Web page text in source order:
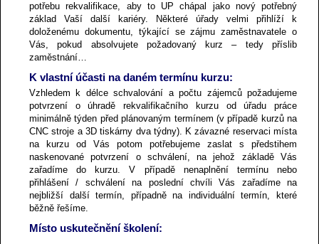
potřebu rekvalifikace, aby to UP chápal jako nový potřebný
základ Vaší další kariéry. Některé úřady velmi přihlíží k
doloženému dokumentu, týkající se zájmu zaměstnavatele o
Vás, pokud absolvujete požadovaný kurz – tedy příslib
zaměstnání…
K vlastní účasti na daném termínu kurzu:
Vzhledem k délce schvalování a počtu zájemců požadujeme
potvrzení o úhradě rekvalifikačního kurzu od úřadu práce
minimálně týden před plánovaným termínem (v případě kurzů na
CNC stroje a 3D tiskárny dva týdny). K závazné reservaci místa
na kurzu od Vás potom potřebujeme zaslat s předstihem
naskenované potvrzení o schválení, na jehož základě Vás
zařadíme do kurzu. V případě nenaplnění termínu nebo
přihlášení / schválení na poslední chvíli Vás zařadíme na
nejbližší další termín, případně na individuální termín, které
běžně řešíme.
Místo uskutečnění školení: